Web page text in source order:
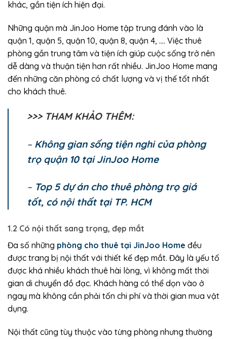
khác, gần tiện ích hiện đại.
Những quận mà JinJoo Home tập trung đánh vào là
quận 1, quận 5, quận 10, quận 8, quận 4, …. Việc thuê
phòng gần trung tâm và tiện ích giúp cuộc sống trở nên
dễ dàng và thuận tiện hơn rất nhiều. JinJoo Home mang
đến những căn phòng có chất lượng và vị thế tốt nhất
cho khách thuê.
>>> THAM KHẢO THÊM:
– Không gian sống tiện nghi của phòng
trọ quận 10 tại JinJoo Home
– Top 5 dự án cho thuê phòng trọ giá
tốt, có nội thất tại TP. HCM
1.2 Có nội thất sang trọng, đẹp mắt
Đa số những phòng cho thuê tại JinJoo Home đều
được trang bị nội thất với thiết kế đẹp mắt. Đây là yếu tố
được khá nhiều khách thuê hài lòng, vì không mất thời
gian di chuyển đồ đạc. Khách hàng có thể dọn vào ở
ngay mà không cần phải tốn chi phí và thời gian mua vật
dụng.
Nội thất cũng tùy thuộc vào từng phòng nhưng thường